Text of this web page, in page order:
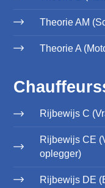
Theorie AM
Theorie A
Rijbewijs C
Rijbewijs CE
oplegger)
Rijbewijs DE